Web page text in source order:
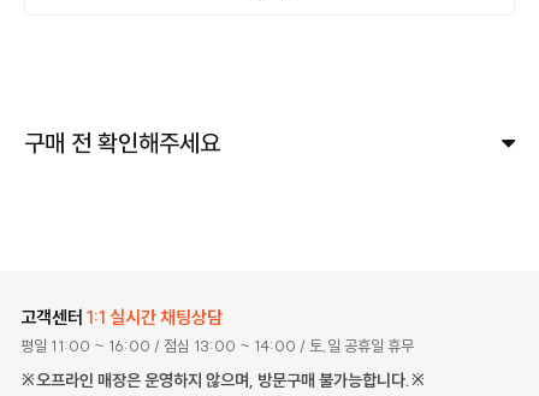
구매 전 확인해주세요
고객센터 1:1 실시간 채팅상담
평일 11:00 ~ 16:00 / 점심 13:00 ~ 14:00 / 토,일 공휴일 휴무
※오프라인 매장은 운영하지 않으며, 방문구매 불가능합니다.※